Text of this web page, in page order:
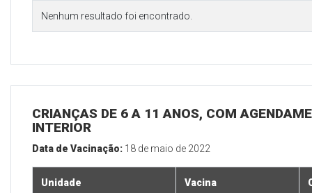
Nenhum resultado foi encontrado.
CRIANÇAS DE 6 A 11 ANOS, COM
INTERIOR
Data de Vacinação: 18 de maio de 2022
Unidade Vacina